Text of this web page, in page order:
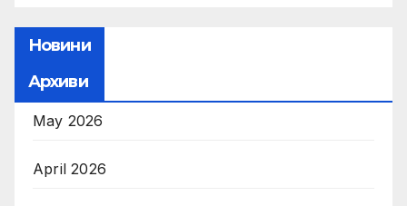
Новини
Архиви
May 2026
April 2026